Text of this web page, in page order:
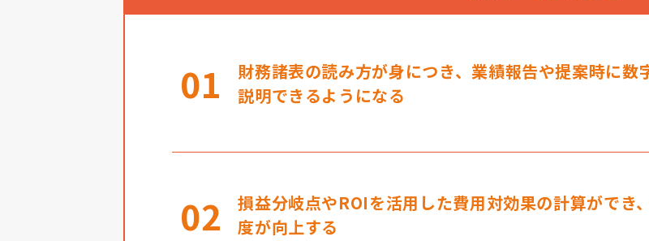
01
財務諸表の読み方が身につき、業績報告や提案時に数
説明できるようになる
02
損益分岐点やROIを活用した費用対効果の計算ができ
度が向上する